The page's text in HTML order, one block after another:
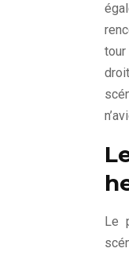
tour
Le